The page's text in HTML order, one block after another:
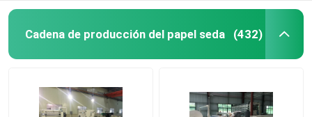
Máquina de plegado de tejido facial usada
Máquina de sierra de registro de tejido facial usada
Cadena de producción del papel seda (432)